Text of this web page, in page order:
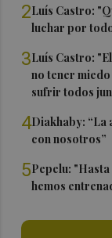
2Luís Castro:
luchar por
3Luís Castro:
no tener
sufrir todos
4Diakhaby: “La
con nosotros”
5Pepelu:
hemos